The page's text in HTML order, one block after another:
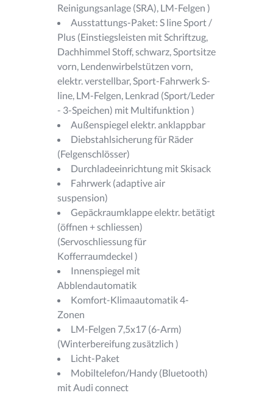
Reinigungsanlage (SRA), LM-Felgen )
Ausstattungs-Paket: S line Sport /
Plus (Einstiegsleisten mit Schriftzug,
Dachhimmel Stoff, schwarz, Sportsitze
vorn, Lendenwirbelstützen vorn,
elektr. verstellbar, Sport-Fahrwerk S-
line, LM-Felgen, Lenkrad (Sport/Leder
- 3-Speichen) mit Multifunktion )
Außenspiegel elektr. anklappbar
Diebstahlsicherung für Räder
(Felgenschlösser)
Durchladeeinrichtung mit Skisack
Fahrwerk (adaptive air
suspension)
Gepäckraumklappe elektr. betätigt
(öffnen + schliessen)
(Servoschliessung für
Kofferraumdeckel )
Innenspiegel mit
Abblendautomatik
Komfort-Klimaautomatik 4-
Zonen
LM-Felgen 7,5x17 (6-Arm)
(Winterbereifung zusätzlich )
Licht-Paket
Mobiltelefon/Handy (Bluetooth)
mit Audi connect